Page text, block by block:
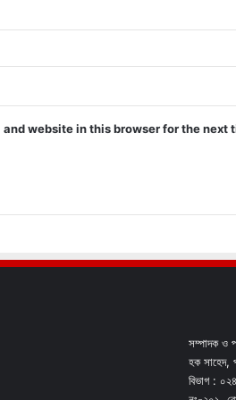
website in this browser for the next
সম্পাদক ও
হক সাহেদ,
বিভাগ :